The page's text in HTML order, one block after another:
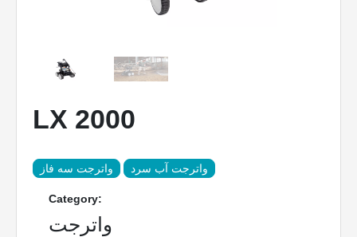
LX 2000
واترجت سه فاز واترجت آب سرد
Category:
واترجت